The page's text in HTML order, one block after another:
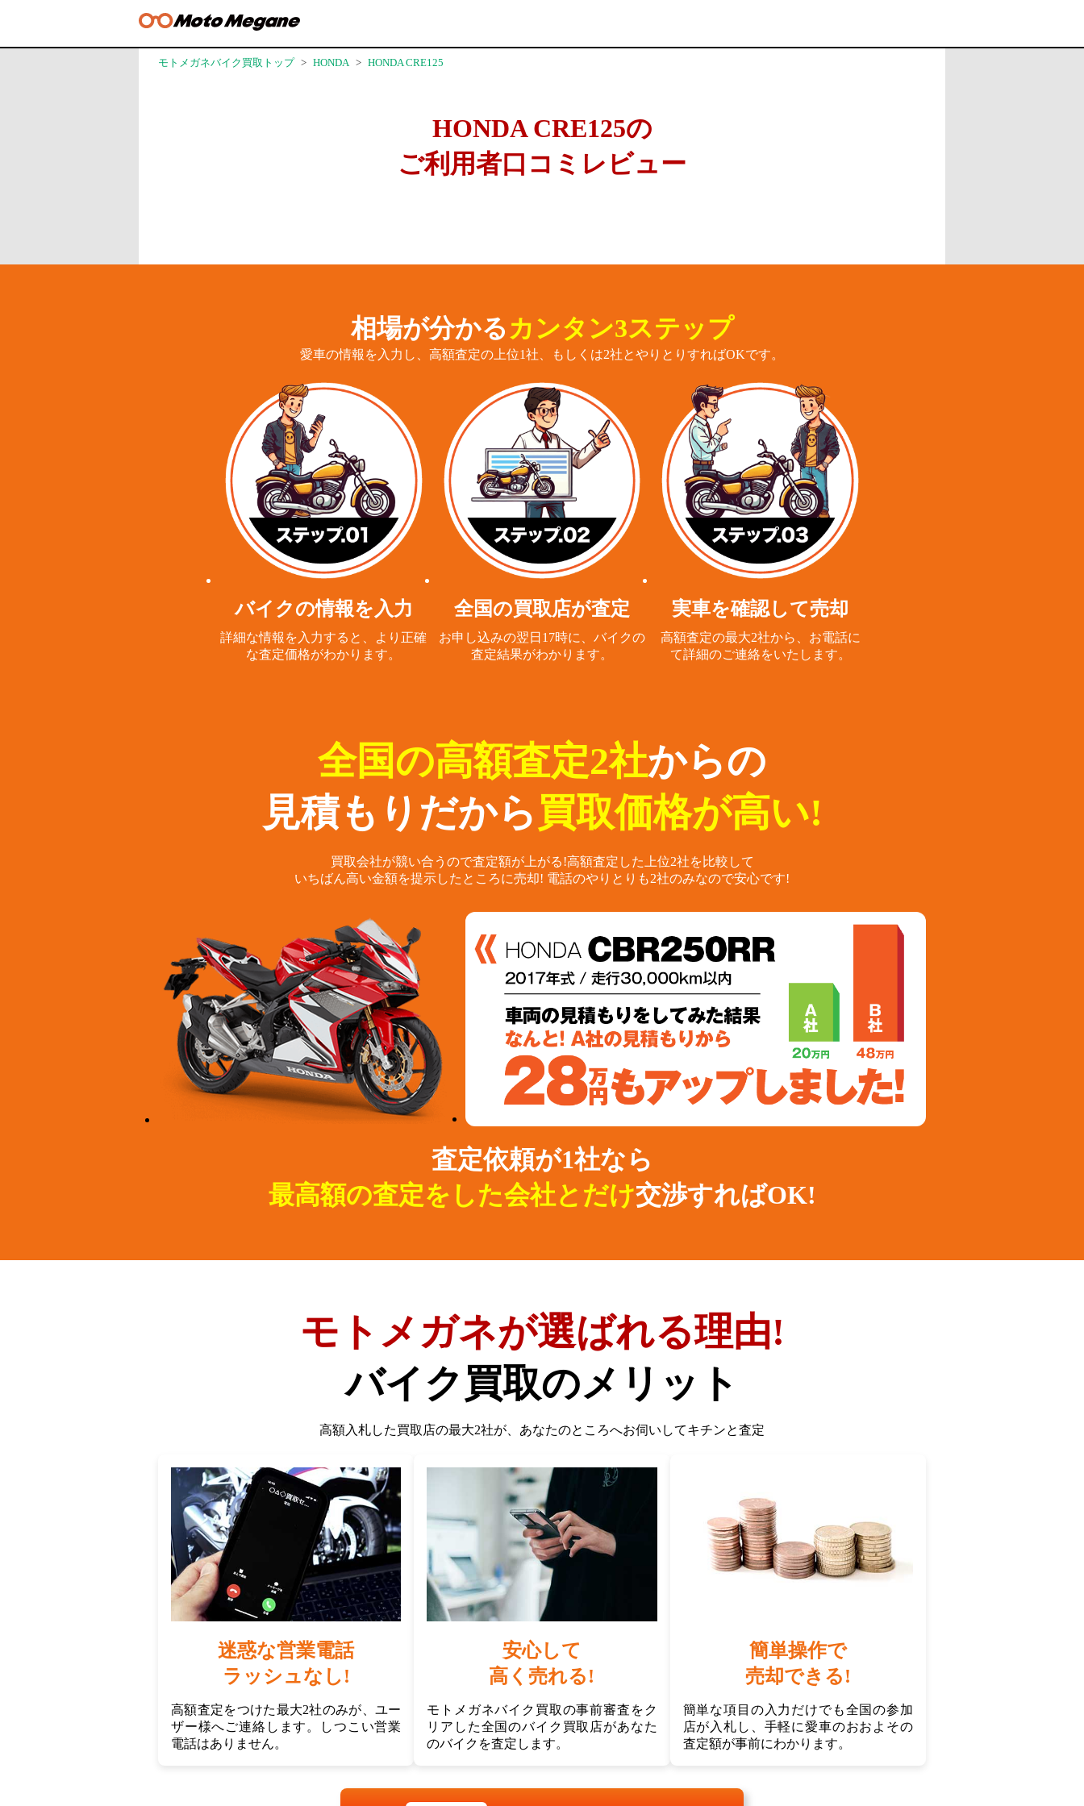
モトメガネバイク買取トップ HONDA HONDA CRE125
HONDA CRE125の
ご利用者口コミレビュー
相場が分かる カンタン3ステップ
愛車の情報を入力し、高額査定の上位1社、もしくは2社とやりとりすればOKです。
バイクの情報を入力
詳細な情報を入力すると、 より正確
な査定価格がわかります。
全国の買取店が査定
お申し込みの翌日17時に、 バイクの
査定結果がわかります。
実車を確認して売却
高額査定の最大2社から、 お電話に
て詳細のご連絡をいたします。
全国の高額査定2社からの
見積もりだから 買取価格が高い!
買取会社が競い合うので査定額が上がる!高額査定した上位2社を比較して
いちばん高い金額を提示したところに売却! 電話のやりとりも2社のみなので安心です!
査定依頼が1社なら
最高額の査定をした会社とだけ交渉すればOK!
モトメガネが選ばれる理由!
バイク買取のメリット
高額入札した買取店の最大2社が、 あなたのところへお伺いしてキチンと査定
迷惑な営業電話
ラッシュなし!
高額査定をつけた最大2社のみが、ユー
ザー様へご連絡します。しつこい営業
電話はありません。
安心して
高く売れる!
モトメガネバイク買取の事前審査をク
リアした全国のバイク買取店があなた
のバイクを査定します。
簡単操作で
売却できる!
簡単な項目の入力だけでも全国の参加
店が入札し、手軽に愛車のおおよその
査定額が事前にわかります。